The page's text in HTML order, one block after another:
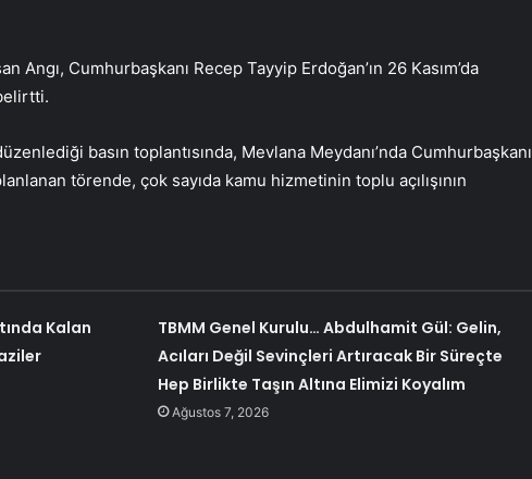
Angı, Cumhurbaşkanı Recep Tayyip Erdoğan’ın 26 Kasım’da
basın toplantısında, Mevlana Meydanı’nda Cumhurbaşkanı
planlanan törende, çok sayıda kamu hizmetinin toplu açılışının
Kalan
TBMM Genel Kurulu… Abdulhamit Gül: Gelin,
Acıları Değil Sevinçleri Artıracak Bir Süreçte
Hep Birlikte Taşın Altına Elimizi Koyalım
Ağustos 7, 2026